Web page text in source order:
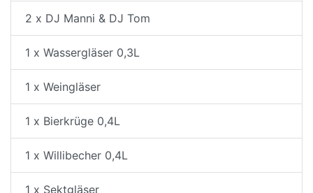
2 x DJ Manni & DJ Tom
1 x Wassergläser 0,3L
1 x Weingläser
1 x Bierkrüge 0,4L
1 x Willibecher 0,4L
1 x Sektgläser